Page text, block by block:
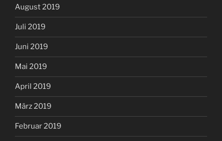
August 2019
Juli 2019
Juni 2019
Mai 2019
April 2019
März 2019
Februar 2019